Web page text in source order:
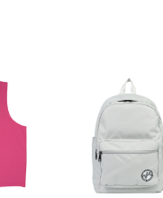
護人之同意方可使用
損失，本公司不負相關責
號之用戶狀況，依本公司即
情形，本公司將視審查結果
。若發現惡意使用之情形，
額度並採取法律行動。